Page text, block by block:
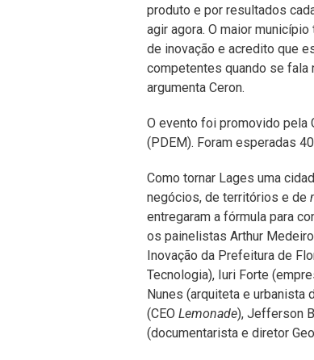
produto e por resultados
agir agora. O maior
de inovação e acredito que
competentes quando se fala
argumenta Ceron.
O evento foi promovido pela
(PDEM). Foram esperadas
Como tornar Lages uma
negócios, de territórios e de
entregaram a fórmula para
os painelistas Arthur
Inovação da Prefeitura de
Tecnologia), Iuri Forte
Nunes (arquiteta e urbanista
(CEO Lemonade), Jefferson
(documentarista e diretor